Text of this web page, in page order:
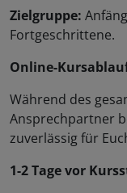
Zielgruppe:
Fortgeschrittene.
Online-
Während des
Ansprechpartner
zuverlässig für
1-2 Tage vor